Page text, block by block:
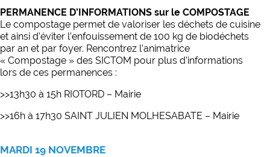
PERMANENCE D’INFORMATIONS sur le COMPOSTAGE
Le compostage permet de valoriser les déchets de cuisine
et ainsi d’éviter l’enfouissement de 100 kg de biodéchets
par an et par foyer. Rencontrez l’animatrice
« Compostage » des SICTOM pour plus d’informations
lors de ces permanences :
>>13h30 à 15h RIOTORD – Mairie
>>16h à 17h30 SAINT JULIEN MOLHESABATE – Mairie
MARDI 19 NOVEMBRE